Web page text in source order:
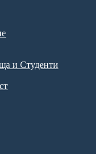
и Студенти